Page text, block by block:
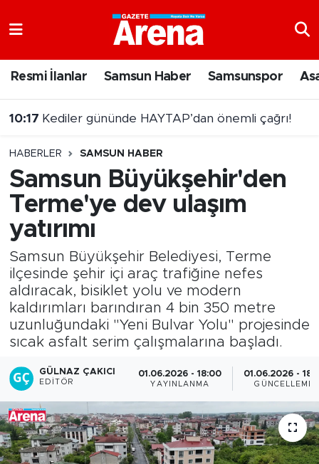
Resmi İlanlar Samsun Haber Samsunspor
10:17 Kediler gününde HAYTAP’dan önemli çağrı!
HABERLER SAMSUN HABER
Samsun Büyükşehir'den
Terme'ye dev ulaşım
yatırımı
Samsun Büyükşehir Belediyesi, Terme
ilçesinde şehir içi araç trafiğine nefes
aldıracak, bisiklet yolu ve modern
kaldırımları barındıran 4 bin 350 metre
uzunluğundaki "Yeni Bulvar Yolu" projesinde
sıcak asfalt serim çalışmalarına başladı.
GÜLNAZ ÇAKICI
EDITÖR
01.06.2026 - 18:00
YAYINLANMA
01.06.2026 -
GÜNCELLEME
Samsun Namaz Vakitleri
Süper Lig Puan Durumu ve Fikstür
Tüm Manşetler
Son Dakika Haberleri
Haber Arşivi